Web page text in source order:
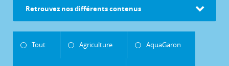
Retrouvez nos différents contenus
Tout Agriculture AquaGaron